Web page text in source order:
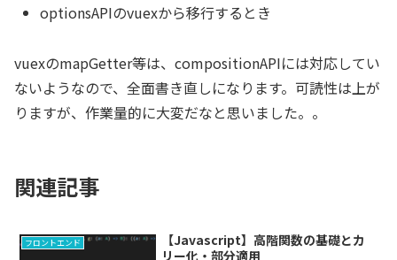
optionsAPIのvuexから移行するとき
vuexのmapGetter等は、compositionAPIには対応してい
ないようなので、全面書き直しになります。可読性は上が
りますが、作業量的に大変だなと思いました。。
関連記事
フロントエンド
【Javascript】高階関数の基礎とカ
リー化・部分適用